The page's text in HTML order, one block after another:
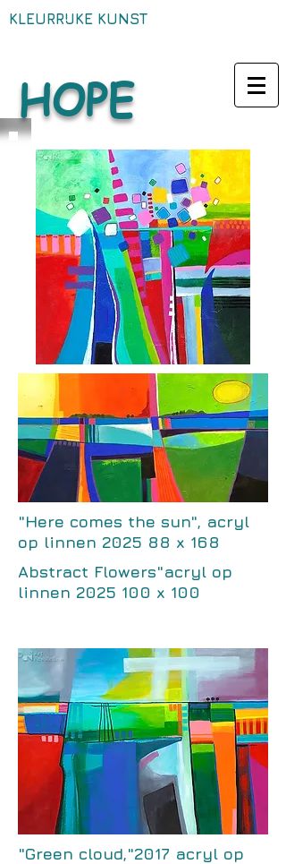
KLEURRIJKE KUNST
HOPE​
"Here comes the sun", acryl
op linnen 2025 88 x 168
Abstract Flowers"acryl op
linnen 2025 100 x 100
"Green cloud,"2017 acryl op